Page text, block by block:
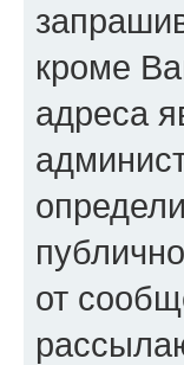
кроме
адреса
от